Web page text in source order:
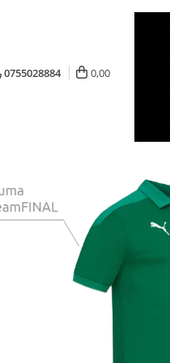
0755028884 0,00